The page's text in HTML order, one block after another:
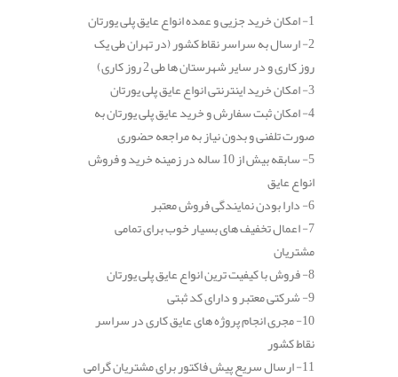
1- امکان خرید جزیی و عمده انواع عایق پلی یورتان
2- ارسال به سراسر نقاط کشور (در تهران طی یک
روز کاری و در سایر شهرستان ها طی 2 روز کاری)
3- امکان خرید اینترنتی انواع عایق پلی یورتان
4- امکان ثبت سفارش و خرید عایق پلی یورتان به
صورت تلفنی و بدون نیاز به مراجعه حضوری
5- سابقه بیش از 10 ساله در زمینه خرید و فروش
انواع عایق
6- دارا بودن نمایندگی فروش معتبر
7- اعمال تخفیف های بسیار خوب برای تمامی
مشتریان
8- فروش با کیفیت ترین انواع عایق پلی یورتان
9- شرکتی معتبر و دارای کد ثبتی
10- مجری انجام پروژه های عایق کاری در سراسر
نقاط کشور
11- ارسال سریع پیش فاکتور برای مشتریان گرامی